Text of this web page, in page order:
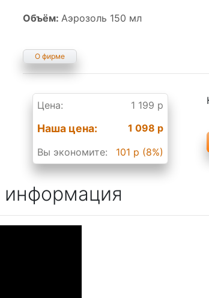
Объём:Аэрозоль 150 мл
О фирме
Цена: 1 199 р
Наша цена:
1 098 р
Вы экономите:
101 р (8%)